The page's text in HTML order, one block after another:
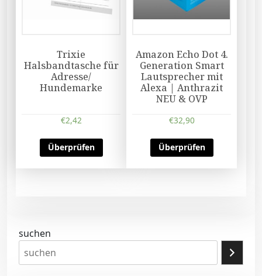
Trixie
Halsbandtasche für
Adresse/
Hundemarke
€2,42
Überprüfen
Amazon Echo Dot 4.
Generation Smart
Lautsprecher mit
Alexa | Anthrazit
NEU & OVP
€32,90
Überprüfen
suchen